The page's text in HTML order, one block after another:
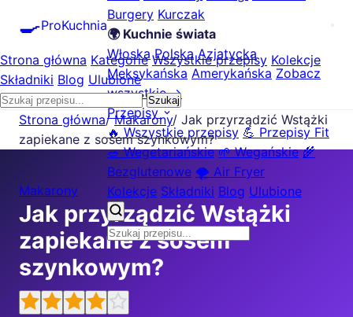
🍳ProKuchnia
Burgery Kurczak
🌍 Kuchnie świata
Włoska Polska Azjatycka
Meksykańska Amerykańska Zobacz
wszystkie →
Przepisy
🔥 Wszystkie przepisy 💪 Przepisy Fit
🥗 Wegetariańskie 🌱 Wegańskie 🌾
Bezglutenowe 🌪️ Air Fryer
Kolekcje Składniki Blog Ulubione
Strona główna Kategorie Wszystkie przepisy Kolekcje
Składniki Blog Ulubione
Szukaj
Strona główna/ Makarony/ Jak przyrządzić Wstążki
zapiekane z sosem szynkowym?
Makarony
Jak przyrządzić Wstążki
zapiekane z sosem
szynkowym?